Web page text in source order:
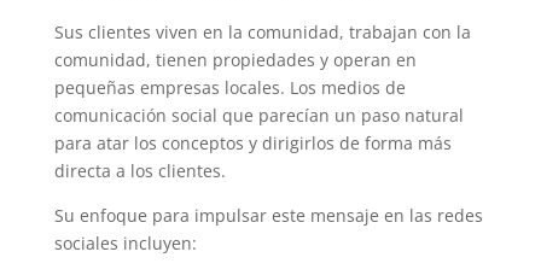
Sus clientes viven en la comunidad, trabajan con la
comunidad, tienen propiedades y operan en
pequeñas empresas locales. Los medios de
comunicación social que parecían un paso natural
para atar los conceptos y dirigirlos de forma más
directa a los clientes.
Su enfoque para impulsar este mensaje en las redes
sociales incluyen: